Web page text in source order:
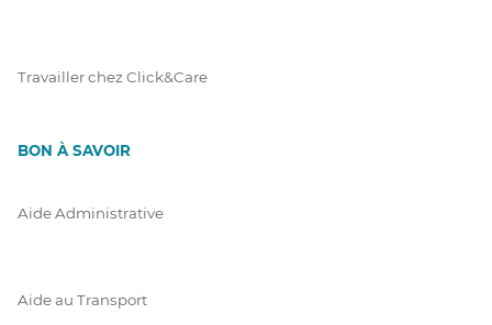
Travailler chez Click&Care
BON À SAVOIR
Aide Administrative
Aide au Transport